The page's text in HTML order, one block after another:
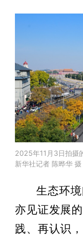
2025年11月3日拍摄
新华社记者 陈晔华 摄
生态环
亦见证发展
践、再认识